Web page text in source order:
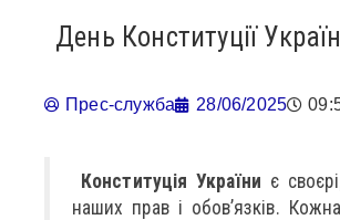
День Конституції
Прес-служба 28/06/2025
Конституція України є
наших прав і обов’язків.